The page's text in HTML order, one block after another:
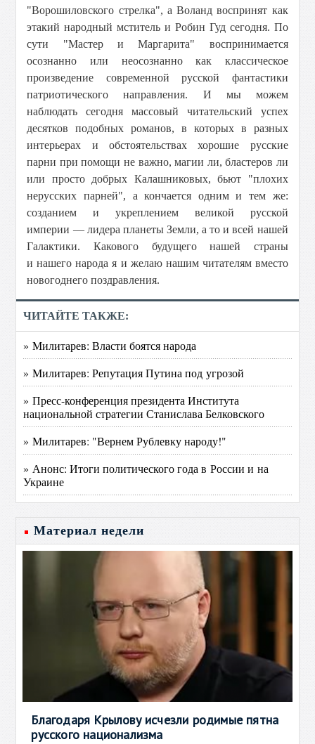
"Ворошиловского стрелка", а Воланд воспринят как
этакий народный мститель и Робин Гуд сегодня. По
сути "Мастер и Маргарита" воспринимается
осознанно или неосознанно как классическое
произведение современной русской фантастики
патриотического направления. И мы можем
наблюдать сегодня массовый читательский успех
десятков подобных романов, в которых в разных
интерьерах и обстоятельствах хорошие русские
парни при помощи не важно, магии ли, бластеров ли
или просто добрых Калашниковых, бьют "плохих
нерусских парней", а кончается одним и тем же:
созданием и укреплением великой русской
империи — лидера планеты Земли, а то и всей нашей
Галактики. Какового будущего нашей страны
и нашего народа я и желаю нашим читателям вместо
новогоднего поздравления.
ЧИТАЙТЕ ТАКЖЕ:
» Милитарев: Власти боятся народа
» Милитарев: Репутация Путина под угрозой
» Пресс-конференция президента Института
национальной стратегии Станислава Белковского
» Милитарев: "Вернем Рублевку народу!"
» Анонс: Итоги политического года в России и на
Украине
Материал недели
Благодаря Крылову исчезли родимые пятна
русского национализма